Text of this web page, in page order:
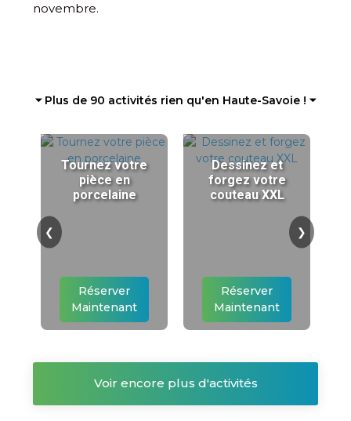
novembre.
⏷ Plus de 90 activités rien qu'en Haute-Savoie ! ⏷
Tournez votre
pièce en
porcelaine
Réserver
Maintenant
Dessinez et
forgez votre
couteau XXL
Réserver
Maintenant
❮ ❯
Voir encore plus d'activités